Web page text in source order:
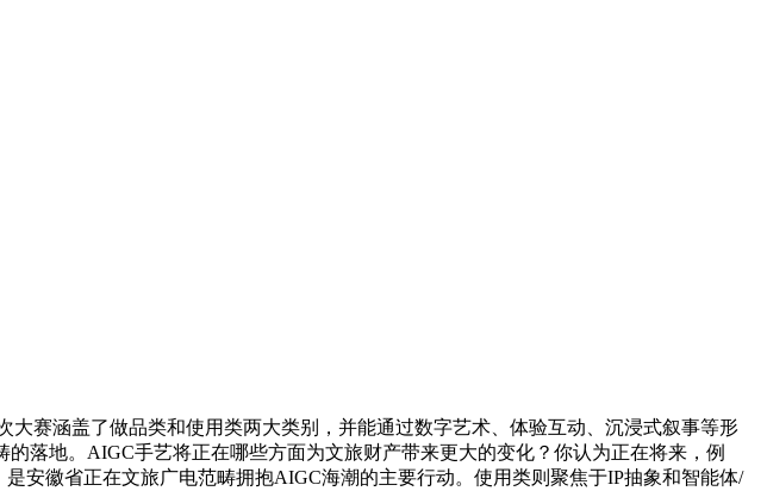
涵盖了做品类和使用类两大类别，并能通过数字艺术、体验互动、沉浸式叙事等形
落地。AIGC手艺将正在哪些方面为文旅财产带来更大的变化？你认为正在将来，例
安徽省正在文旅广电范畴拥抱AIGC海潮的主要行动。使用类则聚焦于IP抽象和智能体/